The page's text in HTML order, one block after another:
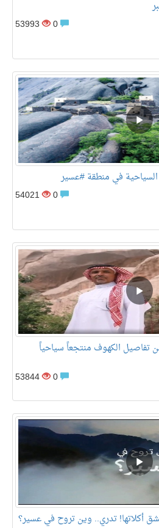
53993
السياحية في منطقة #عسير
54021
تفاصيل الكهوف منتجعاً سياحياً
53844
أكلاتها! تدري.. وين تروح في عسير؟